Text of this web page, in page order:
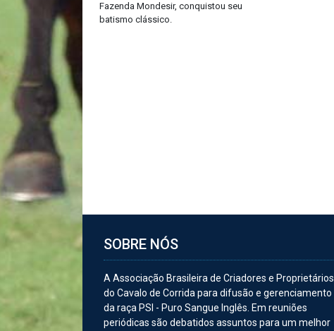
Fazenda Mondesir, conquistou seu
batismo clássico.
SOBRE NÓS
A Associação Brasileira de Criadores e Proprietários
do Cavalo de Corrida para difusão e gerenciamento
da raça PSI - Puro Sangue Inglês. Em reuniões
periódicas são debatidos assuntos para um melhor